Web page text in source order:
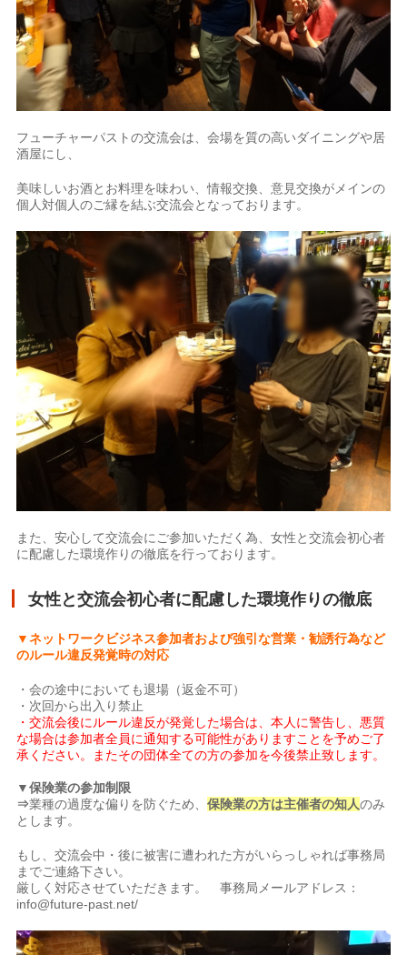
フューチャーパストの交流会は、会場を質の高いダイニングや居
酒屋にし、
美味しいお酒とお料理を味わい、情報交換、意見交換がメインの
個人対個人のご縁を結ぶ交流会となっております。
また、安心して交流会にご参加いただく為、女性と交流会初心者
に配慮した環境作りの徹底を行っております。
女性と交流会初心者に配慮した環境作りの徹底
▼ネットワークビジネス参加者および強引な営業・勧誘行為など
のルール違反発覚時の対応
・会の途中においても退場（返金不可）
・次回から出入り禁止
・交流会後にルール違反が発覚した場合は、本人に警告し、悪質
な場合は参加者全員に通知する可能性がありますことを予めご了
承ください。またその団体全ての方の参加を今後禁止致します。
▼保険業の参加制限
⇒業種の過度な偏りを防ぐため、保険業の方は主催者の知人のみ
とします。
もし、交流会中・後に被害に遭われた方がいらっしゃれば事務局
までご連絡下さい。
厳しく対応させていただきます。 事務局メールアドレス：
info@future-past.net/